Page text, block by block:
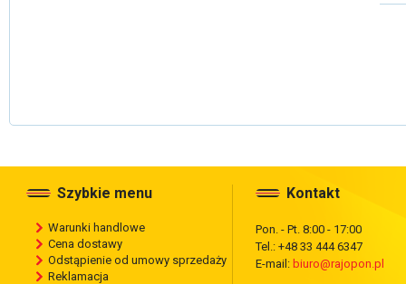
Szybkie menu
Warunki handlowe
Cena dostawy
Odstąpienie od umowy sprzedaży
Reklamacja
Kontakt
Pon. - Pt. 8:00 - 17:00
Tel.: +48 33 444 6347
E-mail: biuro@rajopon.pl